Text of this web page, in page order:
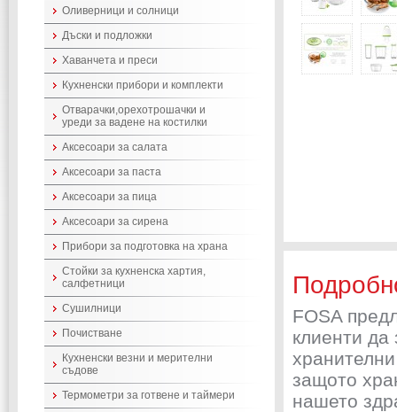
FOSA
клиенти да
защото
нашето
Оливерници и солници
Дъски и подложки
Хаванчета и преси
Кухненски прибори и комплекти
Отварачки,орехотрошачки и
уреди за вадене на костилки
Аксесоари за салата
Аксесоари за паста
Аксесоари за пица
Аксесоари за сирена
Прибори за подготовка на храна
Стойки за кухненска хартия,
салфетници
Сушилници
Почистване
Кухненски везни и мерителни
съдове
Термометри за готвене и таймери